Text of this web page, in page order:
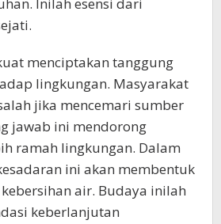
menciptakan tanggung
lingkungan. Masyarakat
jika mencemari sumber
jawab ini mendorong
ramah lingkungan. Dalam
ini akan membentuk
air. Budaya inilah
keberlanjutan